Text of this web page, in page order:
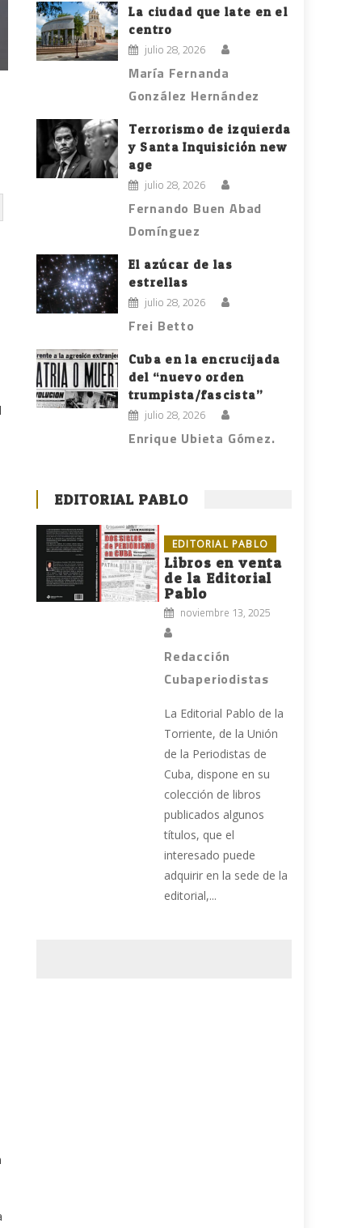
La ciudad que late en el
centro
julio 28, 2026
María Fernanda
González Hernández
Terrorismo de izquierda
y Santa Inquisición new
age
julio 28, 2026
Fernando Buen Abad
Domínguez
El azúcar de las
estrellas
julio 28, 2026
Frei Betto
Cuba en la encrucijada
del “nuevo orden
trumpista/fascista”
julio 28, 2026
Enrique Ubieta Gómez.
EDITORIAL PABLO
EDITORIAL PABLO
Libros en venta
de la Editorial
Pablo
noviembre 13, 2025
Redacción
Cubaperiodistas
La Editorial Pablo de la
Torriente, de la Unión
de la Periodistas de
Cuba, dispone en su
colección de libros
publicados algunos
títulos, que el
interesado puede
adquirir en la sede de la
editorial,...